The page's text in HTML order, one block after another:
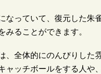
なっていて、復元した朱
みることができます。
、全体的にのんびりした
ャッチボールをする人や